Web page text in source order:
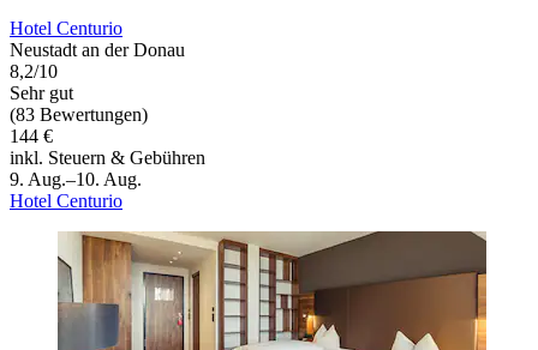
Hotel Centurio
Neustadt an der Donau
8,2/10
Sehr gut
(83 Bewertungen)
144 €
inkl. Steuern & Gebühren
9. Aug.–10. Aug.
Hotel Centurio